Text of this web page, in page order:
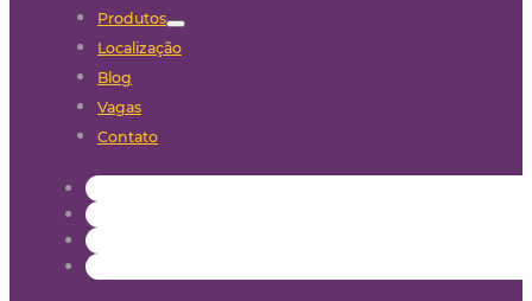
Produtos
Localização
Blog
Vagas
Contato